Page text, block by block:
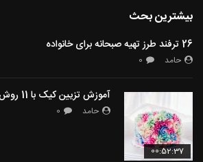
بیشترین بحث
26 ترفند طرز تهیه صبحانه برای خانواده
حامد 0
00:52:37
آموزش تزیین کیک با 11 روش متفاوت
حامد 0